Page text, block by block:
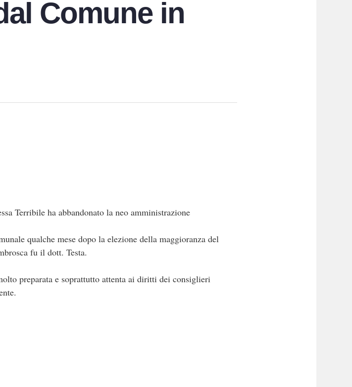
Comune in
Terribile ha abbandonato la neo amministrazione
qualche mese dopo la elezione della maggioranza del
fu il dott. Testa.
preparata e soprattutto attenta ai diritti dei consiglieri